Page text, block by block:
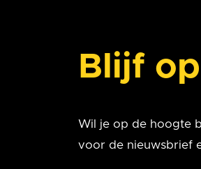
Blijf
Wil je op de hoogte
voor de nieuwsbrief